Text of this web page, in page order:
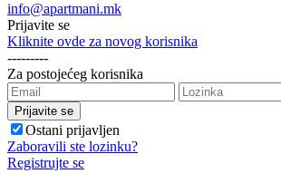
info@apartmani.mk
Prijavite se
Kliknite ovde za novog korisnika
---------
Za postojećeg korisnika
Ostani prijavljen
Zaboravili ste lozinku?
Registrujte se